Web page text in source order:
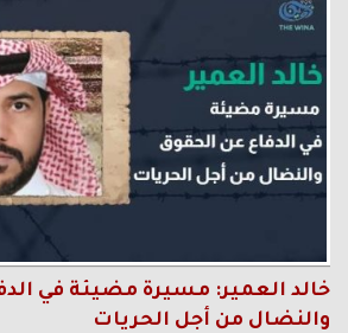
خالد العمير: مسيرة مضيئة في
والنضال من أجل الحريات